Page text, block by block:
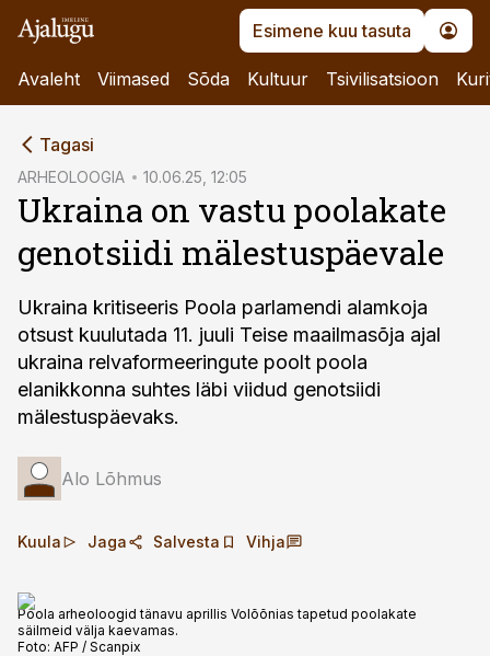
Esimene kuu tasuta
Avaleht Viimased Sõda Kultuur Tsivilisatsioon
Tagasi
ARHEOLOOGIA 10.06.25, 12:05
Ukraina on vastu poolakate
genotsiidi mälestuspäevale
Ukraina kritiseeris Poola parlamendi alamkoja
otsust kuulutada 11. juuli Teise maailmasõja ajal
ukraina relvaformeeringute poolt poola
elanikkonna suhtes läbi viidud genotsiidi
mälestuspäevaks.
Alo Lõhmus
Kuula Jaga Salvesta Vihja
Poola arheoloogid tänavu aprillis Volõõnias tapetud poolakate
säilmeid välja kaevamas.
Foto: AFP / Scanpix